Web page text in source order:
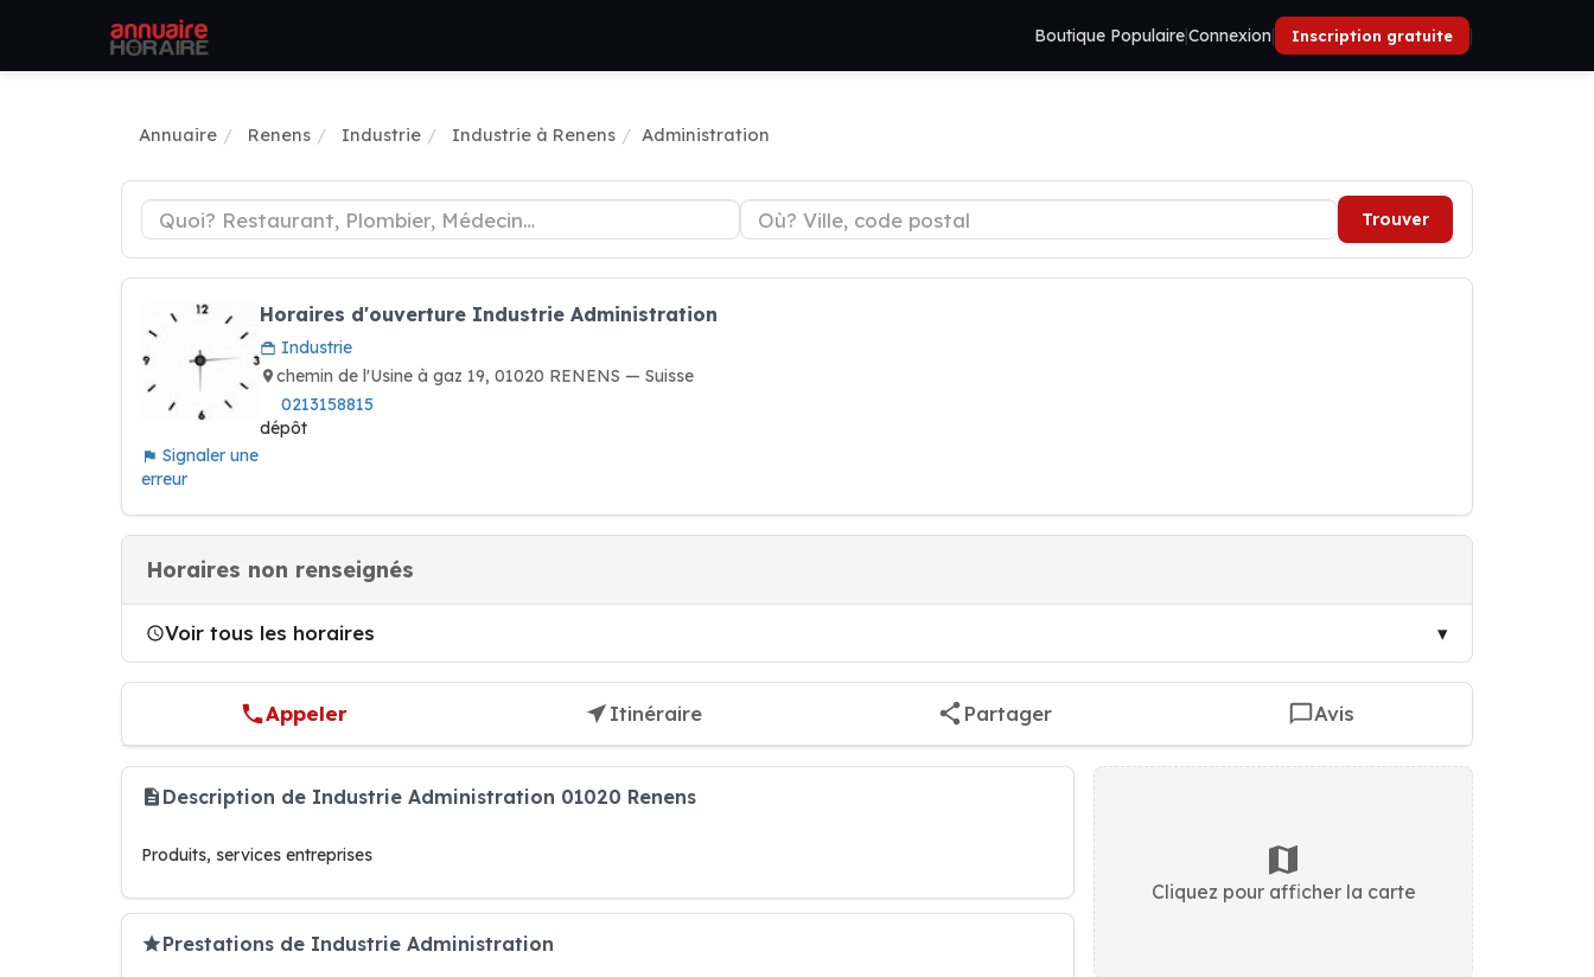
Boutique Populaire|Connexion| Inscription gratuite |
Annuaire Renens Industrie Industrie à Renens Administration
Trouver
Signaler une
erreur
Horaires d'ouverture Industrie Administration
Industrie
chemin de l'Usine à gaz 19, 01020 RENENS — Suisse
0213158815
dépôt
Horaires non renseignés
Voir tous les horaires
Appeler Itinéraire Partager Avis
Description de Industrie Administration 01020 Renens
Produits, services entreprises
Prestations de Industrie Administration
Cliquez pour afficher la carte